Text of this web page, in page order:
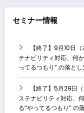
セミナー情報
【終了】9月10日
テナビリティ対応、何
ってるつもり” の落と
【終了】5月29日
ステナビリティ対応、
る“やってるつもり” の